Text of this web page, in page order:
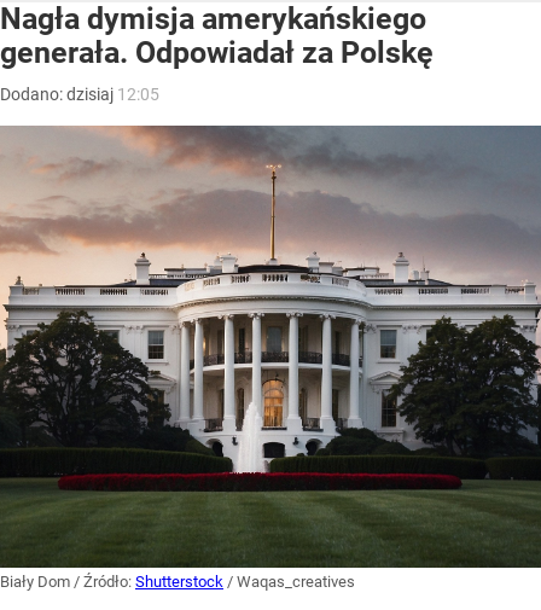
Nagła dymisja amerykańskiego
generała. Odpowiadał za Polskę
Dodano:dzisiaj 12:05
Biały Dom / Źródło: Shutterstock / Waqas_creatives